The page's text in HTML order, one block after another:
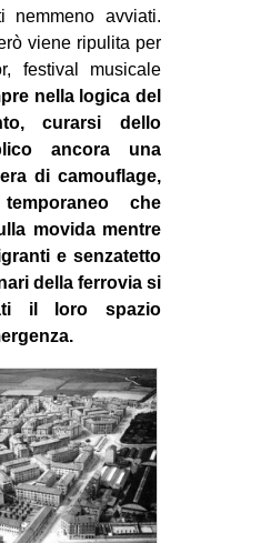
nemmeno avviati.
viene ripulita per
festival musicale
nella logica del
curarsi dello
ancora una
di camouflage,
che
movida mentre
e senzatetto
della ferrovia si
il loro spazio